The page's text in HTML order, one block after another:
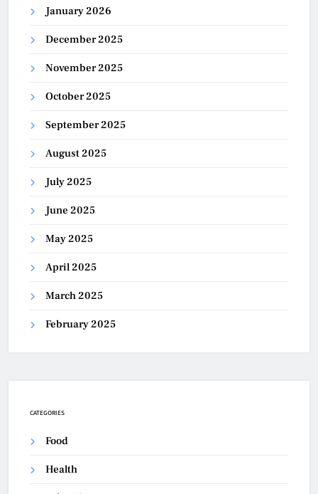
January 2026
December 2025
November 2025
October 2025
September 2025
August 2025
July 2025
June 2025
May 2025
April 2025
March 2025
February 2025
CATEGORIES
Food
Health